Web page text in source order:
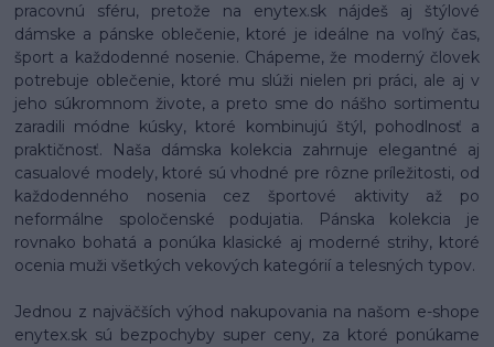
pracovnú sféru, pretože na enytex.sk nájdeš aj štýlové
dámske a pánske oblečenie, ktoré je ideálne na voľný čas,
šport a každodenné nosenie. Chápeme, že moderný človek
potrebuje oblečenie, ktoré mu slúži nielen pri práci, ale aj v
jeho súkromnom živote, a preto sme do nášho sortimentu
zaradili módne kúsky, ktoré kombinujú štýl, pohodlnosť a
praktičnosť. Naša dámska kolekcia zahrnuje elegantné aj
casualové modely, ktoré sú vhodné pre rôzne príležitosti, od
každodenného nosenia cez športové aktivity až po
neformálne spoločenské podujatia. Pánska kolekcia je
rovnako bohatá a ponúka klasické aj moderné strihy, ktoré
ocenia muži všetkých vekových kategórií a telesných typov.
Jednou z najväčších výhod nakupovania na našom e-shope
enytex.sk sú bezpochyby super ceny, za ktoré ponúkame